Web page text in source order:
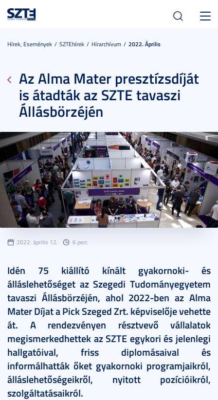
Hírek, Események SZTEhírek Hírarchívum 2022. Április
Az Alma Mater presztízsdíját
is átadták az SZTE tavaszi
Állásbörzéjén
2022. április 12. 6 perc
Idén 75 kiállító kínált gyakornoki- és
álláslehetőséget az Szegedi Tudományegyetem
tavaszi Állásbörzéjén, ahol 2022-ben az Alma
Mater Díjat a Pick Szeged Zrt. képviselője vehette
át. A rendezvényen résztvevő vállalatok
megismerkedhettek az SZTE egykori és jelenlegi
hallgatóival, friss diplomásaival és
informálhatták őket gyakornoki programjaikról,
álláslehetőségeikről, nyitott pozícióikról,
szolgáltatásaikról.